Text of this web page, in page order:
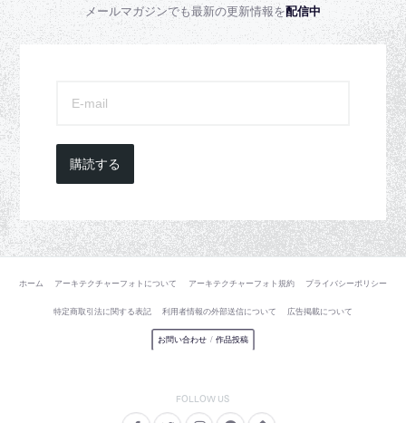
メールマガジンでも最新の更新情報を配信中
購読する
ホーム アーキテクチャーフォトについて アーキテクチャーフォト規約 プライバシーポリシー
特定商取引法に関する表記 利用者情報の外部送信について 広告掲載について
お問い合わせ / 作品投稿